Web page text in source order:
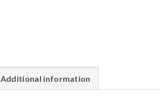
Additional information